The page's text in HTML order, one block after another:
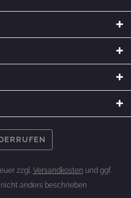
zzgl. Versandkosten und ggf.
anders beschrieben